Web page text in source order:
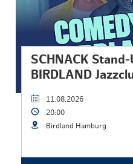
SCHNACK
BIRDLAND
11.08.2026
20:00
Birdland Hamburg